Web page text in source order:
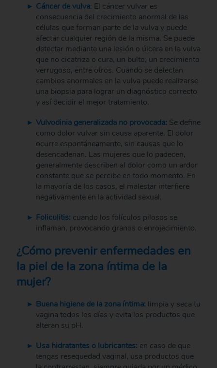
Cáncer de vulva: El cáncer vulvar es
consecuencia del crecimiento anormal de las
células que forman parte de la vulva y puede
afectar cualquier región de la misma. Se puede
detectar mediante una lesión o úlcera en la vulva
que no cicatriza o cura, un bulto, un crecimiento
verrugoso, entre otros. Cuando se detectan
cambios anormales en la vulva puede realizarse
una biopsia para lograr un diagnóstico correcto
y así decidir el mejor tratamiento.
Vulvodinia generalizada no provocada: Se define
como dolor vulvar sin causa aparente. El dolor
ocurre espontáneamente, sin causas que lo
desencadenan. Las mujeres que lo padecen,
generalmente describen al dolor como un ardor
constante que se percibe en todo momento. En
la mayoría de los casos, el malestar interfiere
negativamente en la actividad sexual.
Foliculitis: cuando los folículos pilosos se
inflaman, provocando granos o enrojecimiento.
¿Cómo prevenir enfermedades en
la piel de la zona íntima de la
mujer?
Buena higiene de la zona íntima: limpia y seca tu
vagina todos los días y evita los productos que
alteran su pH.
Usa hidratantes o lubricantes: en caso de que
tengas resequedad vaginal, usa productos que